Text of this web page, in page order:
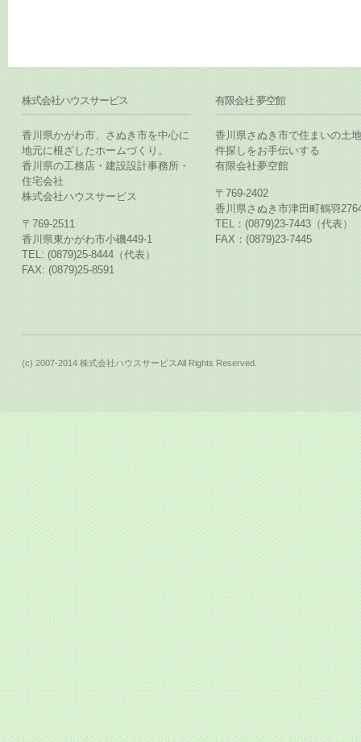
株式会社ハウスサービス
香川県かがわ市、さぬき市を中心に
地元に根ざしたホームづくり。
香川県の工務店・建設設計事務所・
住宅会社
株式会社ハウスサービス
〒769-2511
香川県東かがわ市小磯449-1
TEL: (0879)25-8444（代表）
FAX: (0879)25-8591
有限会社 夢空館
香川県さぬき市で住まいの土
件探しをお手伝いする
有限会社夢空館
〒769-2402
香川県さぬき市津田町鶴羽
TEL：(0879)23-7443（代表）
FAX：(0879)23-7445
(c) 2007-2014 株式会社ハウスサービスAll Rights Reserved.